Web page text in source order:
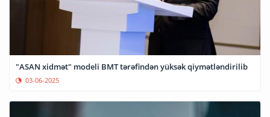
"ASAN xidmət" modeli BMT tərəfindən yüksək qiymətləndirilib
03-06-2025